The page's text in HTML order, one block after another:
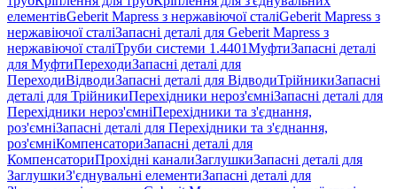
елементівGeberit Mapress з нержавіючої сталіGeberit Mapress з
нержавіючої сталіЗапасні деталі для Geberit Mapress з
нержавіючої сталіТруби системи 1.4401МуфтиЗапасні деталі
для МуфтиПереходиЗапасні деталі для
ПереходиВідводиЗапасні деталі для ВідводиТрійникиЗапасні
деталі для ТрійникиПерехідники нероз'ємніЗапасні деталі для
Перехідники нероз'ємніПерехідники та з'єднання,
роз'ємніЗапасні деталі для Перехідники та з'єднання,
роз'ємніКомпенсаториЗапасні деталі для
КомпенсаториПрохідні каналиЗаглушкиЗапасні деталі для
ЗаглушкиЗ'єднувальні елементиЗапасні деталі для